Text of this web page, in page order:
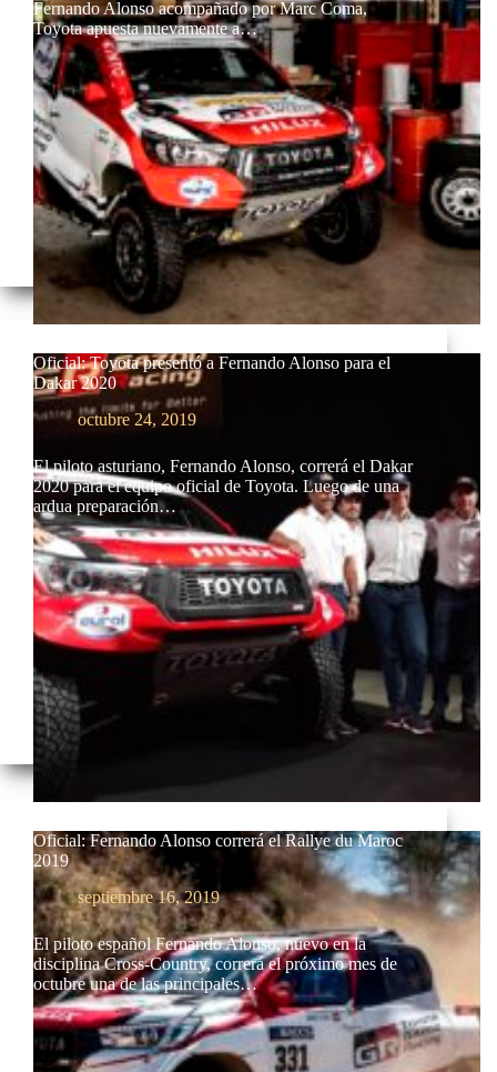
Fernando Alonso acompañado por Marc Coma,
Toyota apuesta nuevamente a…
Oficial: Toyota presentó a Fernando Alonso para el
Dakar 2020
octubre 24, 2019
El piloto asturiano, Fernando Alonso, correrá el Dakar
2020 para el equipo oficial de Toyota. Luego de una
ardua preparación…
Oficial: Fernando Alonso correrá el Rallye du Maroc
2019
septiembre 16, 2019
El piloto español Fernando Alonso, nuevo en la
disciplina Cross-Country, correrá el próximo mes de
octubre una de las principales…